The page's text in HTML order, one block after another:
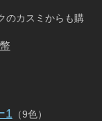
のカスミからも購
1 （9色）